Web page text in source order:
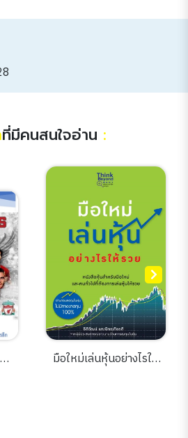
ที่มีคนสนใจอ่าน :
มือใหม่เล่นหุ้นอย่างไรให้